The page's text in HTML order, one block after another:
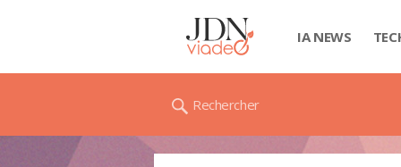
IA NEWS
Rechercher